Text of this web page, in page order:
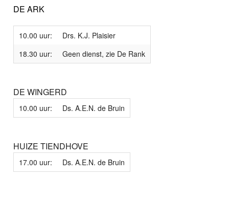
DE ARK
10.00 uur:
Drs. K.J. Plaisier
18.30 uur:
Geen dienst, zie De Rank
DE WINGERD
10.00 uur: Ds. A.E.N. de Bruin
HUIZE TIENDHOVE
17.00 uur: Ds. A.E.N. de Bruin